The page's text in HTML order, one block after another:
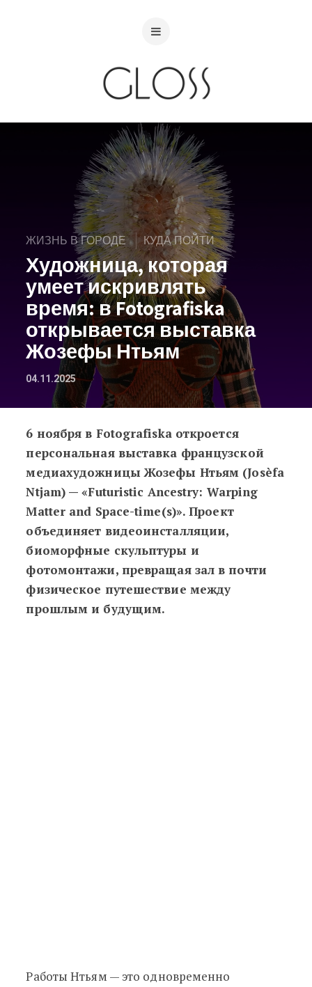
ЖИЗНЬ В ГОРОДЕ КУДА ПОЙТИ
Художница, которая
умеет искривлять
время: в Fotografiska
открывается выставка
Жозефы Нтьям
04.11.2025
Художница, которая умеет
6 ноября в Fotografiska откроется
персональная выставка французской
медиахудожницы Жозефы Нтьям (Josèfa
Ntjam) — «Futuristic Ancestry: Warping
Matter and Space-time(s)». Проект
объединяет видеоинсталляции,
биоморфные скульптуры и
фотомонтажи, превращая зал в почти
физическое путешествие между
прошлым и будущим.
Работы Нтьям — это одновременно